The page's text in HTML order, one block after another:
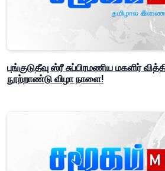
புங்குடுதீவு ஸ்ரீ சுப்பிரமணிய மகளிர்
நூற்றாண்டு விழா நாளை!